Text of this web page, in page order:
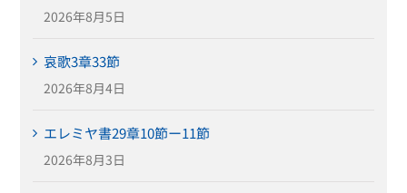
2026年8月5日
哀歌3章33節
2026年8月4日
エレミヤ書29章10節ー11節
2026年8月3日